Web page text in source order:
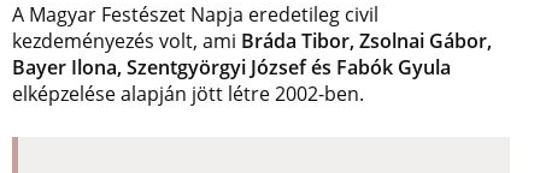
A Magyar Festészet Napja eredetileg civil
kezdeményezés volt, ami Bráda Tibor, Zsolnai Gábor,
Bayer Ilona, Szentgyörgyi József és Fabók Gyula
elképzelése alapján jött létre 2002-ben.